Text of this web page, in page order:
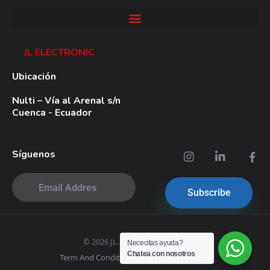
JL ELECTRONIC
Ubicación
Nulti – Vía al Arenal s/n
Cuenca - Ecuador
Síguenos
© 2026 JL. All rights reserved.
Term And Conditions
| Privacy Policy
Nececitas ayuda?
Chatea con nosotros